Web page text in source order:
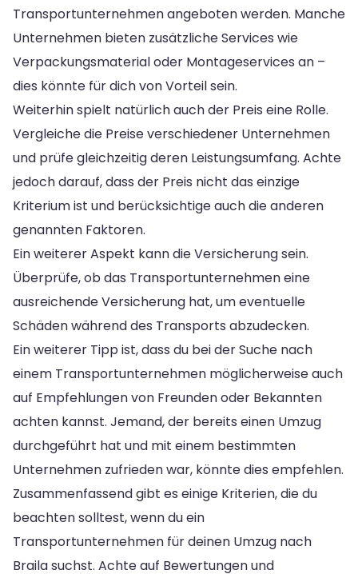
Transportunternehmen angeboten werden. Manche
Unternehmen bieten zusätzliche Services wie
Verpackungsmaterial oder Montageservices an –
dies könnte für dich von Vorteil sein.
Weiterhin spielt natürlich auch der Preis eine Rolle.
Vergleiche die Preise verschiedener Unternehmen
und prüfe gleichzeitig deren Leistungsumfang. Achte
jedoch darauf, dass der Preis nicht das einzige
Kriterium ist und berücksichtige auch die anderen
genannten Faktoren.
Ein weiterer Aspekt kann die Versicherung sein.
Überprüfe, ob das Transportunternehmen eine
ausreichende Versicherung hat, um eventuelle
Schäden während des Transports abzudecken.
Ein weiterer Tipp ist, dass du bei der Suche nach
einem Transportunternehmen möglicherweise auch
auf Empfehlungen von Freunden oder Bekannten
achten kannst. Jemand, der bereits einen Umzug
durchgeführt hat und mit einem bestimmten
Unternehmen zufrieden war, könnte dies empfehlen.
Zusammenfassend gibt es einige Kriterien, die du
beachten solltest, wenn du ein
Transportunternehmen für deinen Umzug nach
Braila suchst. Achte auf Bewertungen und